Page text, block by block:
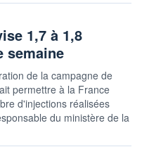
1,7 à 1,8
semaine
de la campagne de
permettre à la France
d'injections réalisées
du ministère de la